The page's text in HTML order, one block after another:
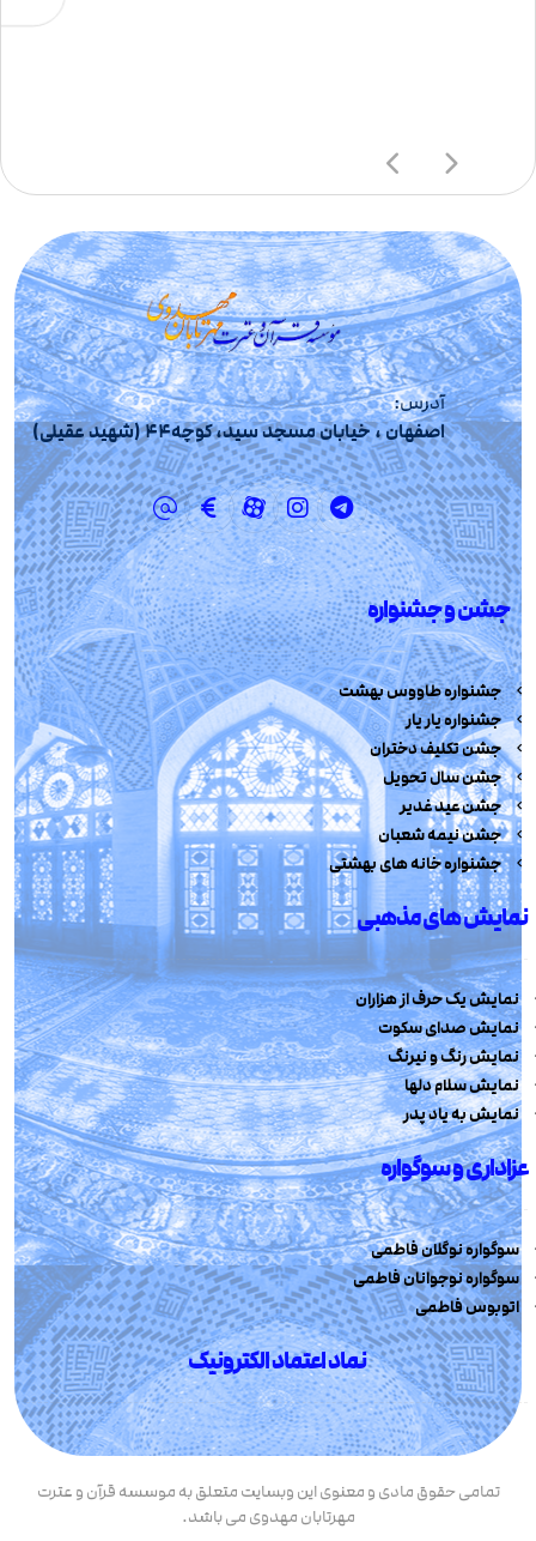
آدرس:
اصفهان ، خیابان مسجد سید، کوچه44 (شهید عقیلی)
جشن و جشنواره
جشنواره طاووس بهشت
جشنواره یار یار
جشن تکلیف دختران
جشن سال تحویل
جشن عید غدیر
جشن نیمه شعبان
جشنواره خانه های بهشتی
نمایش های مذهبی
نمایش یک حرف از هزاران
نمایش صدای سکوت
نمایش رنگ و نیرنگ
نمایش سلام دلها
نمایش به یاد پدر
عزاداری و سوگواره
سوگواره نوگلان فاطمی
سوگواره نوجوانان فاطمی
اتوبوس فاطمی
نماد اعتماد الکترونیک
تمامی حقوق مادی و معنوی این وبسایت متعلق به موسسه قرآن و عترت
مهرتابان مهدوی می باشد.